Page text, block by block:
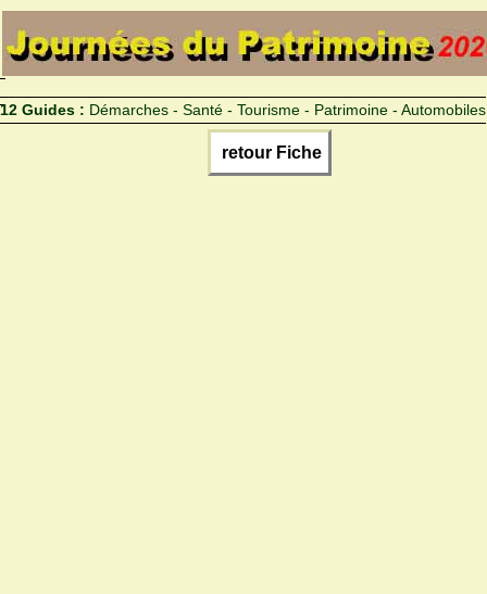
12 Guides : Démarches - Santé - Tourisme - Patrimoine - Automobiles
retour Fiche